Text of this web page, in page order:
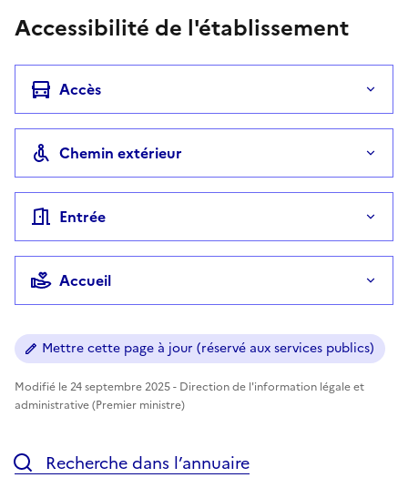
Accessibilité de l'établissement
Accès
Chemin extérieur
Entrée
Accueil
Mettre cette page à jour (réservé aux services publics)
Modifié le 24 septembre 2025 - Direction de l'information légale et
administrative (Premier ministre)
Recherche dans l’annuaire